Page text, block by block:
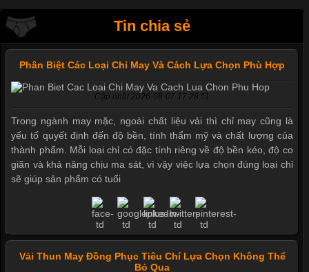
Tin chia sẻ
Phân Biệt Các Loại Chỉ May Và Cách Lựa Chọn Phù Hợp
Cập nhật 2026-08-07 17:28:11
Trong ngành may mặc, ngoài chất liệu vải thì chỉ may cũng là
yếu tố quyết định đến độ bền, tính thẩm mỹ và chất lượng của
thành phẩm. Mỗi loại chỉ có đặc tính riêng về độ bền kéo, độ co
giãn và khả năng chịu ma sát, vì vậy việc lựa chọn đúng loại chỉ
sẽ giúp sản phẩm có tuổi
Vải Thun May Đồng Phục Tiêu Chí Lựa Chọn Không Thể
Bỏ Qua